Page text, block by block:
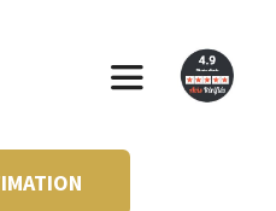
Toggle